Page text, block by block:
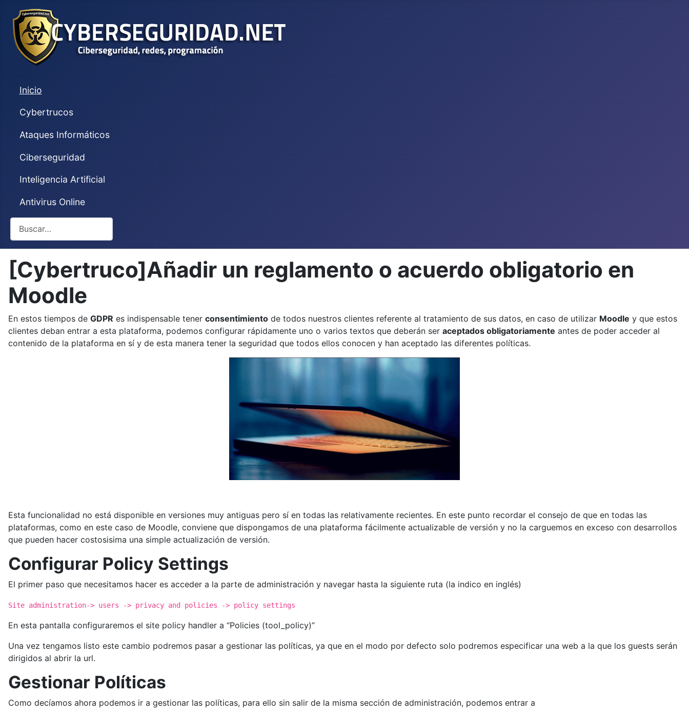
Inicio
Cybertrucos
Ataques Informáticos
Ciberseguridad
Inteligencia Artificial
Antivirus Online
Buscar
[Cybertruco]Añadir un reglamento o acuerdo obligatorio en
Moodle
En estos tiempos de GDPR es indispensable tener consentimiento de todos nuestros clientes referente al tratamiento de sus datos, en caso de utilizar Moodle y que estos
clientes deban entrar a esta plataforma, podemos configurar rápidamente uno o varios textos que deberán ser aceptados obligatoriamente antes de poder acceder al
contenido de la plataforma en sí y de esta manera tener la seguridad que todos ellos conocen y han aceptado las diferentes políticas.
Esta funcionalidad no está disponible en versiones muy antiguas pero sí en todas las relativamente recientes. En este punto recordar el consejo de que en todas las
plataformas, como en este caso de Moodle, conviene que dispongamos de una plataforma fácilmente actualizable de versión y no la carguemos en exceso con desarrollos
que pueden hacer costosisima una simple actualización de versión.
Configurar Policy Settings
El primer paso que necesitamos hacer es acceder a la parte de administración y navegar hasta la siguiente ruta (la indico en inglés)
Site administration-> users -> privacy and policies -> policy settings
En esta pantalla configuraremos el site policy handler a “Policies (tool_policy)”
Una vez tengamos listo este cambio podremos pasar a gestionar las políticas, ya que en el modo por defecto solo podremos especificar una web a la que los guests serán
dirigidos al abrir la url.
Gestionar Políticas
Como decíamos ahora podemos ir a gestionar las políticas, para ello sin salir de la misma sección de administración, podemos entrar a